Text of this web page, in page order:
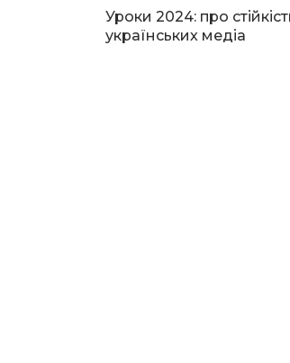
Уроки 2024: про
українських медіа